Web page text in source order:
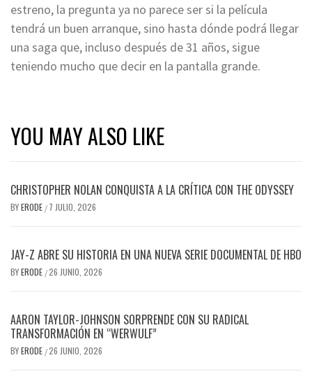
estreno, la pregunta ya no parece ser si la película
tendrá un buen arranque, sino hasta dónde podrá llegar
una saga que, incluso después de 31 años, sigue
teniendo mucho que decir en la pantalla grande.
YOU MAY ALSO LIKE
CHRISTOPHER NOLAN CONQUISTA A LA CRÍTICA CON THE ODYSSEY
BYERODE / 7 JULIO, 2026
JAY-Z ABRE SU HISTORIA EN UNA NUEVA SERIE DOCUMENTAL DE HBO
BYERODE /26 JUNIO, 2026
AARON TAYLOR-JOHNSON SORPRENDE CON SU RADICAL
TRANSFORMACIÓN EN “WERWULF”
BYERODE /26 JUNIO, 2026